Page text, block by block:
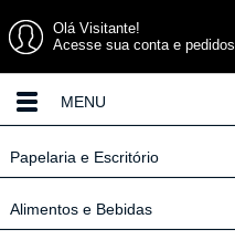
Olá Visitante!
Acesse sua conta e pedidos
MENU
Papelaria e Escritório
Alimentos e Bebidas